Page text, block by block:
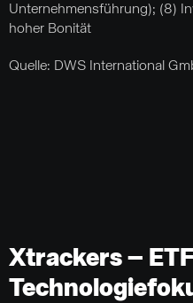
Unternehmensführung); (8)
hoher Bonität
Quelle: DWS International
Xtrackers –